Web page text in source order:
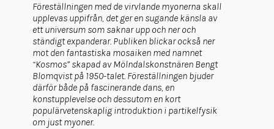
Föreställningen med de virvlande myonerna skall
upplevas uppifrån, det ger en sugande känsla av
ett universum som saknar upp och ner och
ständigt expanderar. Publiken blickar också ner
mot den fantastiska mosaiken med namnet
“Kosmos” skapad av Mölndalskonstnären Bengt
Blomqvist på 1950-talet. Föreställningen bjuder
därför både på fascinerande dans, en
konstupplevelse och dessutom en kort
populärvetenskaplig introduktion i partikelfysik
om just myoner.